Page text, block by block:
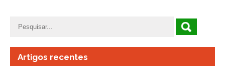
Artigos recentes